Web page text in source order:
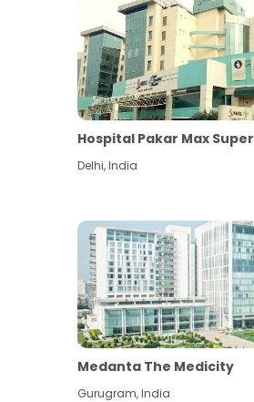
Hospital Pakar Max Super
Delhi,India
Medanta The Medicity
Gurugram,India